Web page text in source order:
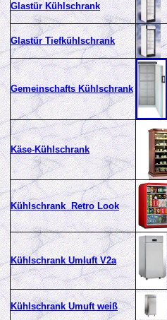
Glastür Kühlschrank
Glastür Tiefkühlschrank
Gemeinschafts Kühlschrank
Käse-Kühlschrank
Kühlschrank Retro Look
Kühlschrank Umluft V2a
Kühlschrank Umuft weiß